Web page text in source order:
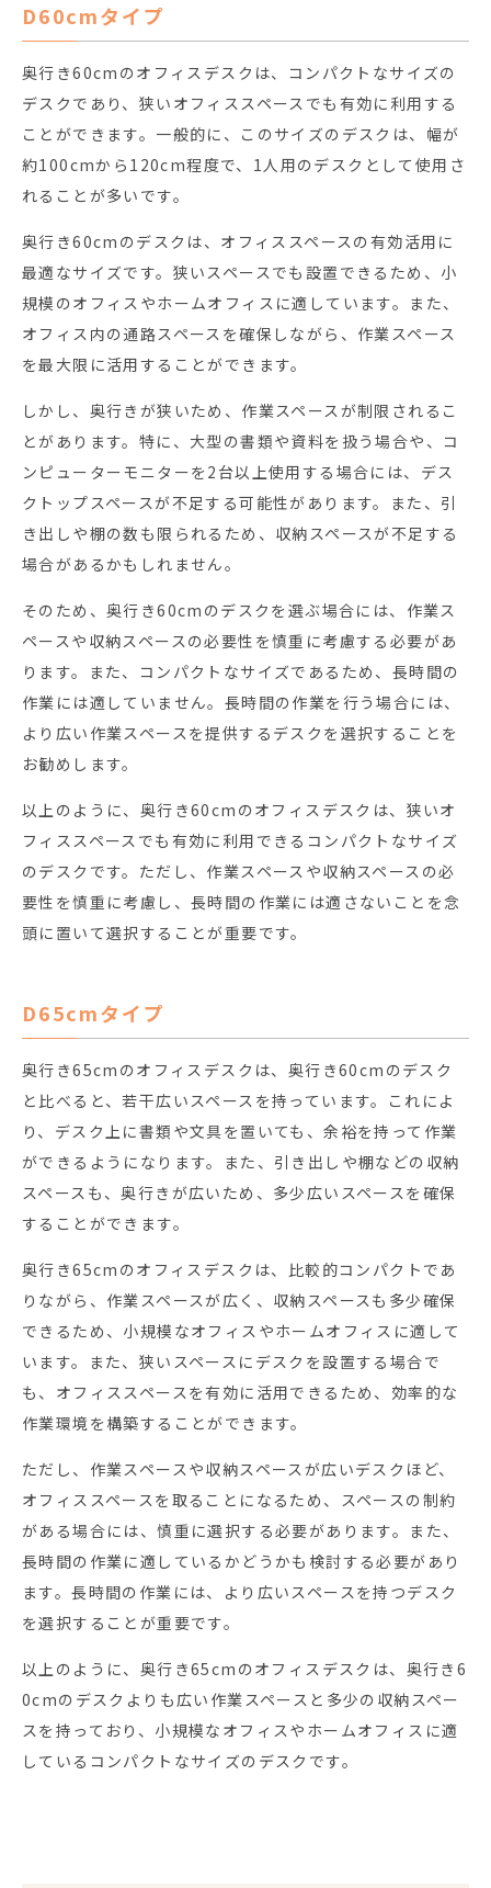
D60cmタイプ
奥行き60cmのオフィスデスクは、コンパクトなサイズの
デスクであり、狭いオフィススペースでも有効に利用する
ことができます。一般的に、このサイズのデスクは、幅が
約100cmから120cm程度で、1人用のデスクとして使用さ
れることが多いです。
奥行き60cmのデスクは、オフィススペースの有効活用に
最適なサイズです。狭いスペースでも設置できるため、小
規模のオフィスやホームオフィスに適しています。また、
オフィス内の通路スペースを確保しながら、作業スペース
を最大限に活用することができます。
しかし、奥行きが狭いため、作業スペースが制限されるこ
とがあります。特に、大型の書類や資料を扱う場合や、コ
ンピューターモニターを2台以上使用する場合には、デス
クトップスペースが不足する可能性があります。また、引
き出しや棚の数も限られるため、収納スペースが不足する
場合があるかもしれません。
そのため、奥行き60cmのデスクを選ぶ場合には、作業ス
ペースや収納スペースの必要性を慎重に考慮する必要があ
ります。また、コンパクトなサイズであるため、長時間の
作業には適していません。長時間の作業を行う場合には、
より広い作業スペースを提供するデスクを選択することを
お勧めします。
以上のように、奥行き60cmのオフィスデスクは、狭いオ
フィススペースでも有効に利用できるコンパクトなサイズ
のデスクです。ただし、作業スペースや収納スペースの必
要性を慎重に考慮し、長時間の作業には適さないことを念
頭に置いて選択することが重要です。
D65cmタイプ
奥行き65cmのオフィスデスクは、奥行き60cmのデスク
と比べると、若干広いスペースを持っています。これによ
り、デスク上に書類や文具を置いても、余裕を持って作業
ができるようになります。また、引き出しや棚などの収納
スペースも、奥行きが広いため、多少広いスペースを確保
することができます。
奥行き65cmのオフィスデスクは、比較的コンパクトであ
りながら、作業スペースが広く、収納スペースも多少確保
できるため、小規模なオフィスやホームオフィスに適して
います。また、狭いスペースにデスクを設置する場合で
も、オフィススペースを有効に活用できるため、効率的な
作業環境を構築することができます。
ただし、作業スペースや収納スペースが広いデスクほど、
オフィススペースを取ることになるため、スペースの制約
がある場合には、慎重に選択する必要があります。また、
長時間の作業に適しているかどうかも検討する必要があり
ます。長時間の作業には、より広いスペースを持つデスク
を選択することが重要です。
以上のように、奥行き65cmのオフィスデスクは、奥行き6
0cmのデスクよりも広い作業スペースと多少の収納スペー
スを持っており、小規模なオフィスやホームオフィスに適
しているコンパクトなサイズのデスクです。